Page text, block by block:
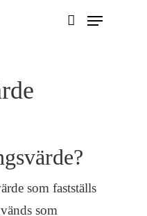
Menu
som fastställs
som